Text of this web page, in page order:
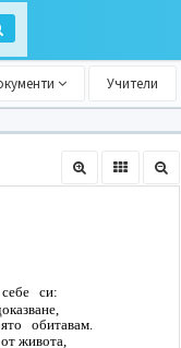
Учители
си:
обитавам.
живота,